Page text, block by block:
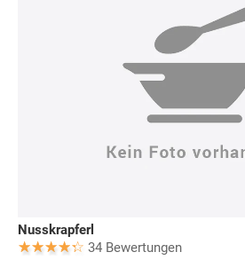
Nusskrapferl
34 Bewertungen